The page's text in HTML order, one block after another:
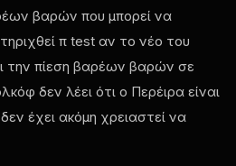
βαρών που μπορεί να
π test αν το νέο του
την πίεση βαρέων βαρών σε
δεν λέει ότι ο Περέιρα είναι
έχει ακόμη χρειαστεί να